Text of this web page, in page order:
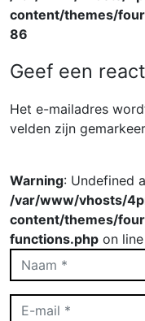
content/themes/
86
Geef een
Het e-mailadres
velden zijn
Warning: Undefined
/var/www/vhosts/
content/themes/
functions.php on line